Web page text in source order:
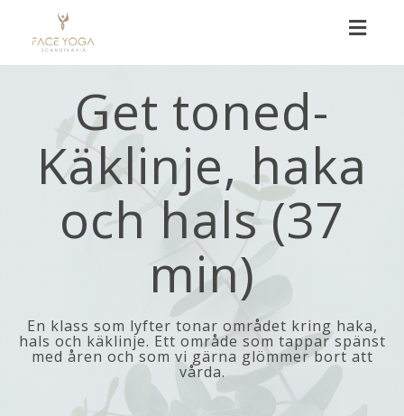
Get toned-
Käklinje, haka
och hals (37
min)
En klass som lyfter tonar området kring haka,
hals och käklinje. Ett område som tappar spänst
med åren och som vi gärna glömmer bort att
vårda.